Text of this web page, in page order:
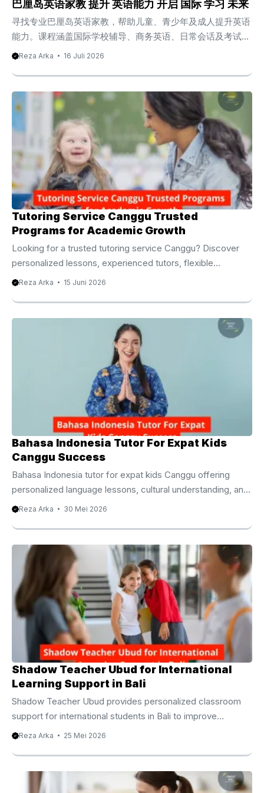
traveling to a learning center, students can receive
personalized lessons directly at their hotel, ...
巴厘岛英语家教 提升 英语能力 开启 国际 学习 未来
寻找专业巴厘岛英语家教，帮助儿童、青少年及成人提升英语
能力。课程涵盖国际学校辅导、商务英语、日常会话及考试准
备，采用个性化教学方式，让学习更加高效自然。 巴厘岛英
游、教育与商务交流的重要地区，越来越多家庭、学生以及职
场人士开始重视英语能力。无论是国际学校学生需要提高学习
成绩，准备海外升学，还是希望提升商务沟通能力的成人，选
择专业的巴厘岛英语家教已经成为越来越普遍的学习方式。
与此同时，相较于传统课堂，一对一英语课程能够根据学生的
学习目标、年龄以及英语基础灵活调整教学内容。因此，学生
不仅能够拥有更多练习机会，也能够在更加轻松的学习环境中
建立英语自信。 此外，现代英语教育已经不只是学习文法或
记忆单词，而是更加注重真实沟通能力、批判思维以及跨文化
交流能力。正因为如此，经验丰富的英语老师通常会结合生活
情境，让学生能够真正把英语应用到学习、工作以及日常生活
当中。 为什么越来越多人选择巴厘岛英语家教 近年来，越来
越多家长开始寻找专业英语家教，希望帮助孩子建立稳定的英
作竞争力。因此，英语家教市场在巴厘岛持续成长，并受到本
地居民以及国际家庭欢迎。 相比大型补习班，英语家教能够
根据每位学生实际情况安排学习计划。例如，有些学生需要提
高阅读理解能力，有些学生希望加强英语写作，还有学生需要
准备国际学校课程或者海外考试。老师能够针对这些不同需求
制定更适合的教学内容，因此学习效率通常更加明显。 另一
方面，一对一课程能够减少学生在课堂上的紧张感。学生拥有
更多开口练习机会，也能够随时提出问题，让老师立即给予指
导。长期坚持学习之后，大部分学生都会发现自己的发音、表
达能力以及听力理解能力逐渐提升。 巴厘岛英语家教适合哪
些学习者 英语学习并没有年龄限制，因此不同阶段的学习者
都能够从专业课程中获得帮助。 国际学校学生 目前巴厘岛拥
有许多国际学校，课程通常采用剑桥课程、IB课程以及其他国
际教育体系。由于课堂全部使用英语进行教学，因此不少学生
需要额外辅导，帮助自己理解课堂内容，同时提高阅读、写作
以及演讲能力。 专业英语家教能够根据学校教材安排课程，
许多老师会结合游戏、故事、歌曲以及互动活动，让孩子在轻
松环境中自然学习英语。 这种教学方式不仅能够培养学习兴
趣，同时也能够帮助孩子建立正确发音，提高听力能力，并逐
渐增加英语词汇量。 青少年英语提升 进入中学以后，学生开
始面对更多阅读理解、写作以及课堂讨论。因此，英语课程通
常会更加重视逻辑表达、文章分析以及沟通技巧。 与此同
时，老师也会根据学生未来目标安排学习重点，例如国际考试
准备、学术英语或者综合能力训练。 成人英语课程 除了学生
之外，越来越多成年人也开始寻找巴厘岛英语家教。 部分学
员希望提升旅游行业沟通能力，有些人希望能够参加国际会
议，还有不少创业者希望能够与海外客户建立更加顺畅的合作
关系。 因此，商务英语、日常会话、演讲表达以及邮件写作
也逐渐成为热门课程内容。 优秀巴厘岛英语家教具备哪些特
师是否能够根据学生需求调整课程。 优秀老师通常拥有丰富
教学经验，同时能够针对不同年龄设计适合的学习方式。 此
外，他们更加重视互动学习，而不是单方面讲解课程内容。课
Reza Arka 16 Juli 2026
Tutoring Service Canggu Trusted
Programs for Academic Growth
Looking for a trusted tutoring service Canggu? Discover
personalized lessons, experienced tutors, flexible
schedules, and effective learning support for students of
Academic Growth Finding the right educational support can
make a remarkable difference in a student’s learning
journey. Whether a child needs help with school subjects,
language development, examination preparation, or
confidence building, a professional tutoring service Canggu
offers personalized guidance that adapts to individual
learning needs. As Canggu continues to attract ...
Reza Arka 15 Juni 2026
Bahasa Indonesia Tutor For Expat Kids
Canggu Success
Bahasa Indonesia tutor for expat kids Canggu offering
personalized language lessons, cultural understanding, and
practical communication skills. Bahasa Indonesia Tutor For
Bahasa Indonesia tutor for expat kids Canggu can make a
significant difference in how children adapt to life in Bali.
Moreover, learning the local language helps children
communicate confidently, build friendships, and understand
Indonesian culture more naturally. Many expatriate families
choose Canggu because of its international community,
family friendly lifestyle, and ...
Reza Arka 30 Mei 2026
Shadow Teacher Ubud for International
Learning Support in Bali
Shadow Teacher Ubud provides personalized classroom
support for international students in Bali to improve
confidence focus communication and academic
School Adaptation Shadow teacher has become
increasingly important for international families living in Bali
who want their children to receive structured educational
Reza Arka 25 Mei 2026